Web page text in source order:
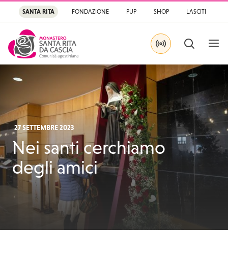
Santa Rita
Santuario di Santa
SANTA RITA FONDAZIONE PUP SHOP LASCITI
APRI
CERCA
IN DIRETTA SU
27 SETTEMBRE 2023
Nei santi cerchiamo
degli amici